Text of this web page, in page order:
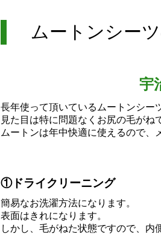
ムートンシー
宇
長年使って頂いているムートンシー
見た目は特に問題なくお尻の毛がね
ムートンは年中快適に使えるので、
①ドライクリーニング
簡易なお洗濯方法になります。
表面はきれになります。
しかし、毛がねた状態ですので、内